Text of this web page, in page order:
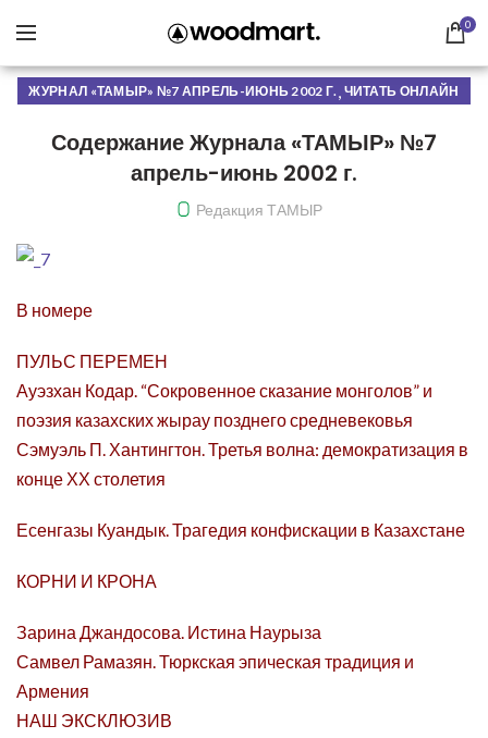
0
ЖУРНАЛ «ТАМЫР» №7 АПРЕЛЬ-ИЮНЬ 2002 Г. , ЧИТАТЬ ОНЛАЙН
Содержание Журнала «ТАМЫР» №7
апрель-июнь 2002 г.
Редакция ТАМЫР
В номере
ПУЛЬС ПЕРЕМЕН
Ауэзхан Кодар. “Сокровенное сказание монголов” и
поэзия казахских жырау позднего средневековья
Сэмуэль П. Хантингтон. Третья волна: демократизация в
конце ХХ столетия
Есенгазы Куандык. Трагедия конфискации в Казахстане
КОРНИ И КРОНА
Зарина Джандосова. Истина Наурыза
Самвел Рамазян. Тюркская эпическая традиция и
Армения
НАШ ЭКСКЛЮЗИВ